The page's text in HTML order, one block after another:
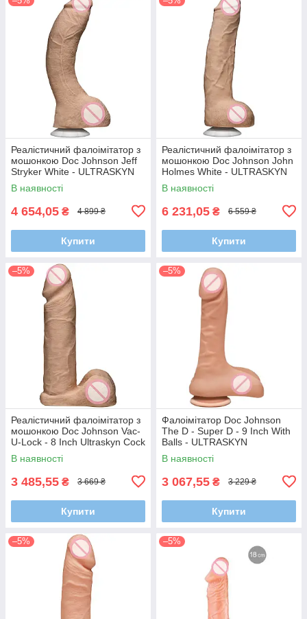
Реалістичний фалоімітатор з
мошонкою Doc Johnson Jeff
Stryker White - ULTRASKYN
В наявності
4 654,05 ₴ 4 899 ₴
Купити
Реалістичний фалоімітатор з
мошонкою Doc Johnson John
Holmes White - ULTRASKYN
В наявності
6 231,05 ₴ 6 559 ₴
Купити
–5%
Реалістичний фалоімітатор з
мошонкою Doc Johnson Vac-
U-Lock - 8 Inch Ultraskyn Cock
White
В наявності
3 485,55 ₴ 3 669 ₴
Купити
–5%
Фалоімітатор Doc Johnson
The D - Super D - 9 Inch With
Balls - ULTRASKYN
В наявності
3 067,55 ₴ 3 229 ₴
Купити
–5% –5%